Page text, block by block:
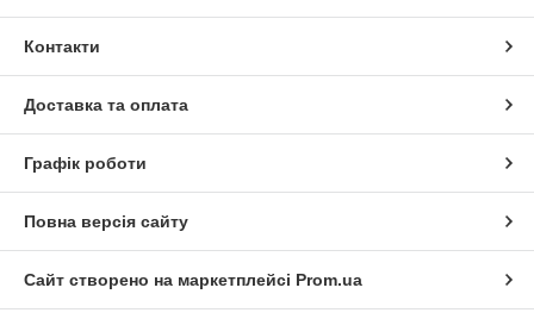
Контакти
Доставка та оплата
Графік роботи
Повна версія сайту
Сайт створено на маркетплейсі Prom.ua